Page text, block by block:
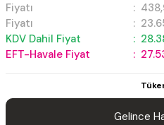
Fiyatı :
Fiyatı
:
KDV Dahil Fiyat
:
EFT-Havale Fiyat
:
Gelince